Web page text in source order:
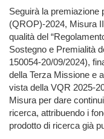
Seguirà la
(QROP)-2024, Misura
qualità del
Sostegno e Premialità
150054-20/09/2024),
della Terza Missione e
vista della VQR 2025-
Misura per dare
ricerca, attribuendo i
prodotto di ricerca già